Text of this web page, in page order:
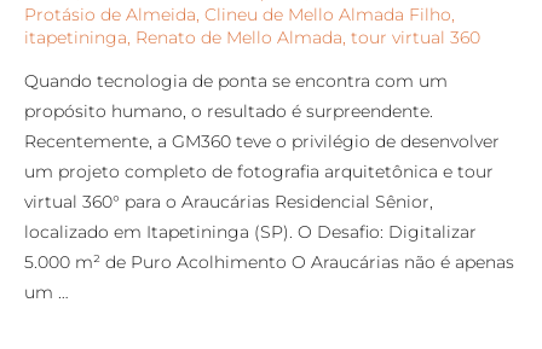
Protásio de Almeida Clineu de Mello Almada Filho
itapetininga Renato de Mello Almada tour virtual 360
Quando tecnologia de ponta se encontra com um
propósito humano, o resultado é surpreendente.
Recentemente, a GM360 teve o privilégio de desenvolver
um projeto completo de fotografia arquitetônica e tour
virtual 360° para o Araucárias Residencial Sênior,
localizado em Itapetininga (SP). O Desafio: Digitalizar
5.000 m² de Puro Acolhimento O Araucárias não é apenas
um …